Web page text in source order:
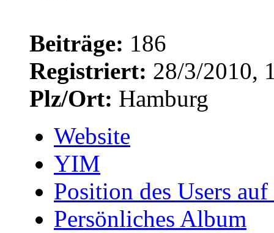
Beiträge: 186
Registriert: 28/3/2010,
Plz/Ort: Hamburg
Website
YIM
Position des Users
Persönliches Album